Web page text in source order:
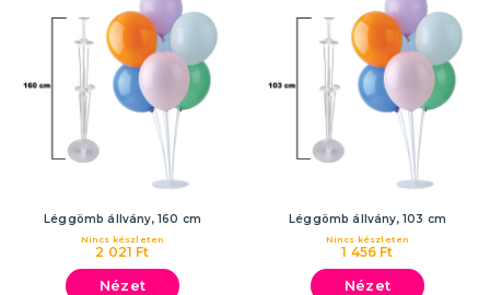
Léggömb állvány, 160 cm
2 021 Ft
Nincs készleten
Nézet
Léggömb állvány, 103 cm
1 456 Ft
Nincs készleten
Nézet